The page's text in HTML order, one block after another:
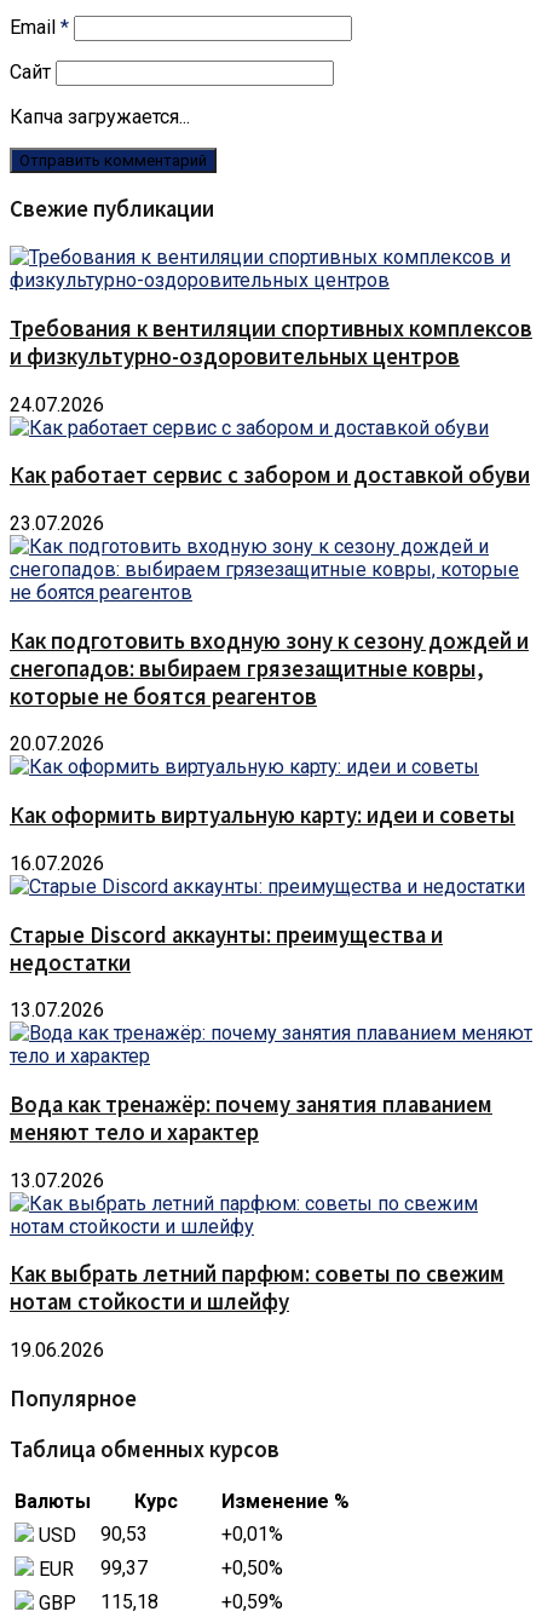
Email *
Сайт
Капча загружается...
Свежие публикации
Требования к вентиляции спортивных комплексов
и физкультурно-оздоровительных центров
24.07.2026
Как работает сервис с забором и доставкой обуви
23.07.2026
Как подготовить входную зону к сезону дождей и
снегопадов: выбираем грязезащитные ковры,
которые не боятся реагентов
20.07.2026
Как оформить виртуальную карту: идеи и советы
16.07.2026
Старые Discord аккаунты: преимущества и
недостатки
13.07.2026
Вода как тренажёр: почему занятия плаванием
меняют тело и характер
13.07.2026
Как выбрать летний парфюм: советы по свежим
нотам стойкости и шлейфу
19.06.2026
Популярное
Таблица обменных курсов
Валюты Курс
Изменение %
USD
90,53 +0,01%
EUR
99,37 +0,50%
GBP
115,18 +0,59%